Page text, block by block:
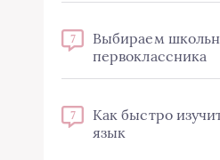
7
Выбираем
первоклассника
7
Как быстро
язык